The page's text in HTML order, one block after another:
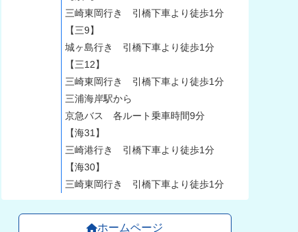
三崎東岡行き 引橋下車より徒歩1分
【三9】
城ヶ島行き 引橋下車より徒歩1分
【三12】
三崎東岡行き 引橋下車より徒歩1分
三浦海岸駅から
京急バス 各ルート乗車時間9分
【海31】
三崎港行き 引橋下車より徒歩1分
【海30】
三崎東岡行き 引橋下車より徒歩1分
ホームページ